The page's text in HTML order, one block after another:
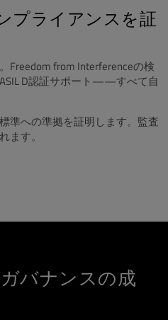
プライアンスを証
Freedom from Interferenceの検
D認証サポート——すべて自
準への準拠を証明します。監査
ます。
バナンスの成